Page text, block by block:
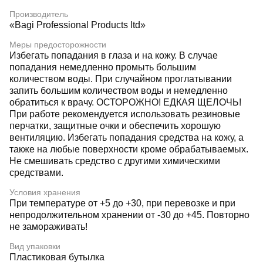
Производитель
«Bagi Professional Products ltd»
Меры предосторожности
Избегать попадания в глаза и на кожу. В случае
попадания немедленно промыть большим
количеством воды. При случайном проглатывании
запить большим количеством воды и немедленно
обратиться к врачу. ОСТОРОЖНО! ЕДКАЯ ЩЕЛОЧЬ!
При работе рекомендуется использовать резиновые
перчатки, защитные очки и обеспечить хорошую
вентиляцию. Избегать попадания средства на кожу, а
также на любые поверхности кроме обрабатываемых.
Не смешивать средство с другими химическими
средствами.
Условия хранения
При температуре от +5 до +30, при перевозке и при
непродолжительном хранении от -30 до +45. Повторно
не замораживать!
Вид упаковки
Пластиковая бутылка